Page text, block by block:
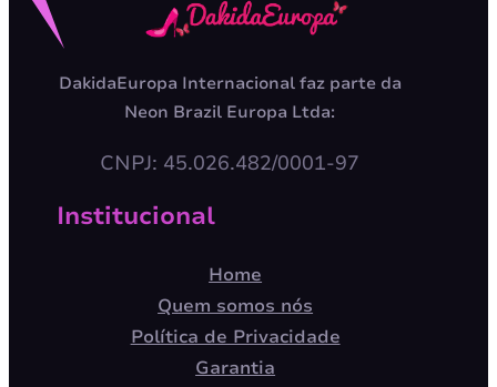
DakidaEuropa Internacional faz parte da
Neon Brazil Europa Ltda:
CNPJ: 45.026.482/0001-97
Institucional
Home
Quem somos nós
Política de Privacidade
Garantia